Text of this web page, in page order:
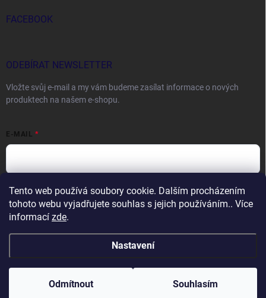
Tento web používá soubory cookie. Dalším procházením
tohoto webu vyjadřujete souhlas s jejich používáním.. Více
informací zde.
Nastavení
Odmítnout Souhlasím
FACEBOOK
ODEBÍRAT NEWSLETTER
Vložte svůj e-mail a my vám budeme zasílat informace o nových
produktech na našem e-shopu.
E-MAIL
Vložením e-mailu souhlasíte spodmínkami ochrany osobních údajů
Přihlásit se
Copyright 2026DOCTORFISHING.CZ. Všechna práva vyhrazena.